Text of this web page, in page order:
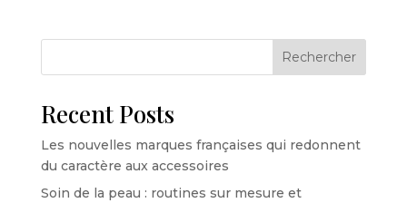
Rechercher
Recent Posts
Les nouvelles marques françaises qui redonnent
du caractère aux accessoires
Soin de la peau : routines sur mesure et